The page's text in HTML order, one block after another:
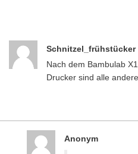
Schnitzel_frühstücker
Nach dem Bambulab
Drucker sind alle
Anonym